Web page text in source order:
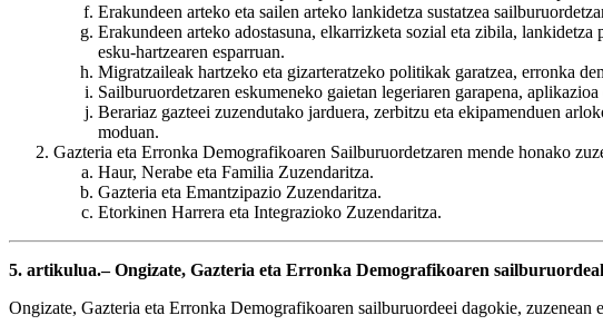
Erakundeen arteko eta sailen arteko lankidetza sustatzea
Erakundeen arteko adostasuna, elkarrizketa sozial eta zibila,
esku-hartzearen esparruan.
Migratzaileak hartzeko eta gizarteratzeko politikak garatzea, erronka
Sailburuordetzaren eskumeneko gaietan legeriaren garapena,
Berariaz gazteei zuzendutako jarduera, zerbitzu eta ekipamenduen
moduan.
Gazteria eta Erronka Demografikoaren Sailburuordetzaren mende honako
Haur, Nerabe eta Familia Zuzendaritza.
Gazteria eta Emantzipazio Zuzendaritza.
Etorkinen Harrera eta Integrazioko Zuzendaritza.
5. artikulua.– Ongizate, Gazteria eta Erronka Demografikoaren
Ongizate, Gazteria eta Erronka Demografikoaren sailburuordeei dagokie,